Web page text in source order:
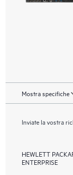
Mostra specifiche
Inviate la vostra
HEWLETT
ENTERPRISE